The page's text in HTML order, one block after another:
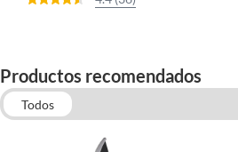
Productos recomendados
Todos